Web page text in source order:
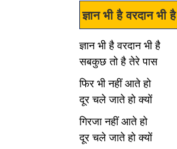
ज्ञान भी है वरदान भी है
ज्ञान भी है वरदान भी है
सबकुछ तो है तेरे पास
फिर भी नहीं आते हो
दूर चले जाते हो क्यों
गिरजा नहीं आते हो
दूर चले जाते हो क्यों